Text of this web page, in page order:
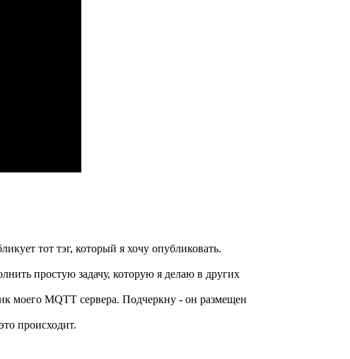
тот тэг, который я хочу опубликовать.
простую задачу, которую я делаю в других
моего MQTT сервера. Подчеркну - он размещен
происходит.